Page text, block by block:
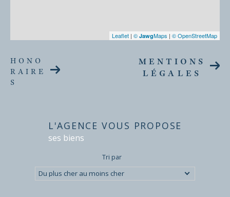
Leaflet | © JawgMaps | © OpenStreetMap
HONO
RAIRE
S
MENTIONS
LÉGALES